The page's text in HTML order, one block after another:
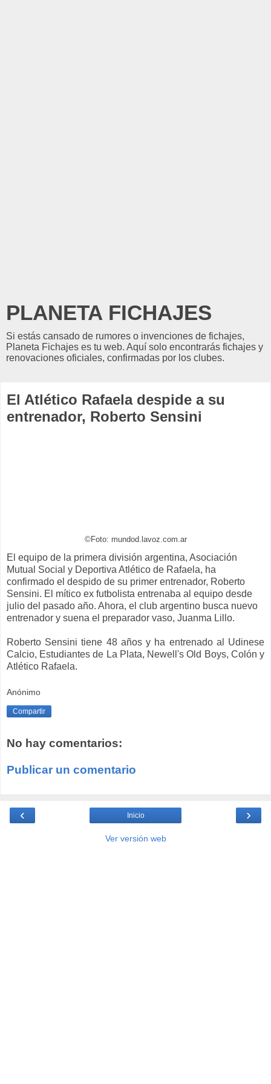
PLANETA FICHAJES
Si estás cansado de rumores o invenciones de fichajes,
Planeta Fichajes es tu web. Aquí solo encontrarás fichajes y
renovaciones oficiales, confirmadas por los clubes.
El Atlético Rafaela despide a su
entrenador, Roberto Sensini
©Foto: mundod.lavoz.com.ar
El equipo de la primera división argentina, Asociación
Mutual Social y Deportiva Atlético de Rafaela, ha
confirmado el despido de su primer entrenador, Roberto
Sensini. El mítico ex futbolista entrenaba al equipo desde
julio del pasado año. Ahora, el club argentino busca nuevo
entrenador y suena el preparador vaso, Juanma Lillo.
Roberto Sensini tiene 48 años y ha entrenado al Udinese
Calcio, Estudiantes de La Plata, Newell's Old Boys, Colón y
Atlético Rafaela.
Anónimo
Compartir
No hay comentarios:
Publicar un comentario
‹ ›
Inicio
Ver versión web